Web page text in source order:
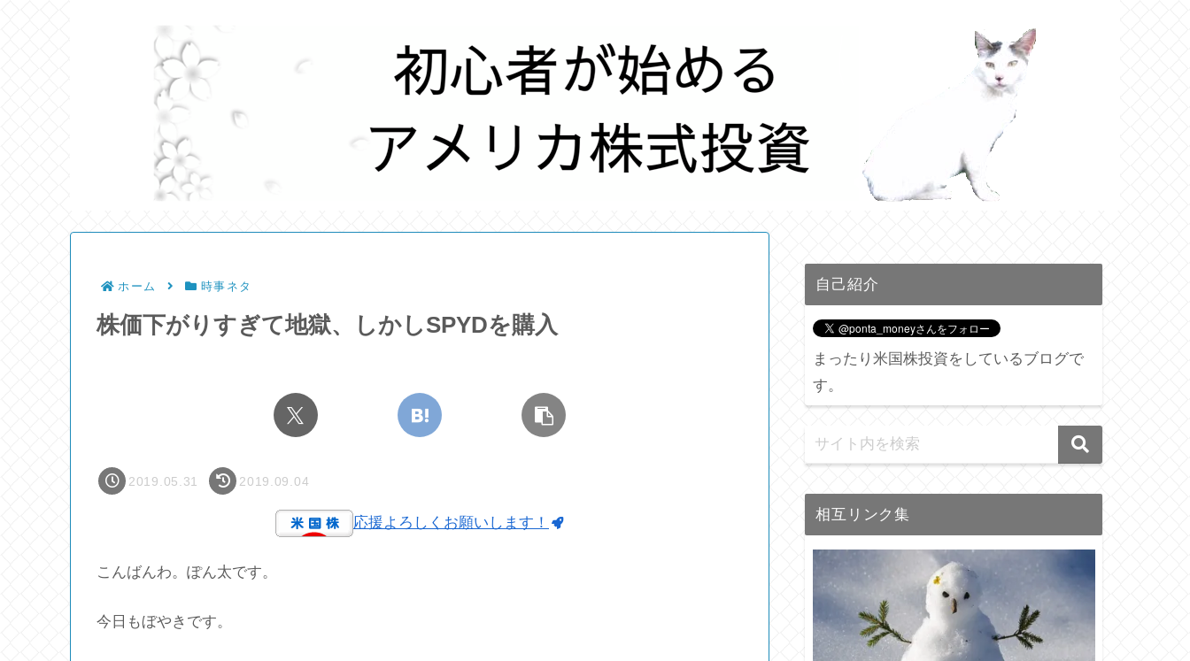
ホーム 時事ネタ
株価下がりすぎて地獄、しかしSPYDを購入
2019.05.31 2019.09.04
応援よろしくお願いします！
こんばんわ。ぽん太です。
今日もぼやきです。
自己紹介
まったり米国株投資をしているブログで
す。
相互リンク集